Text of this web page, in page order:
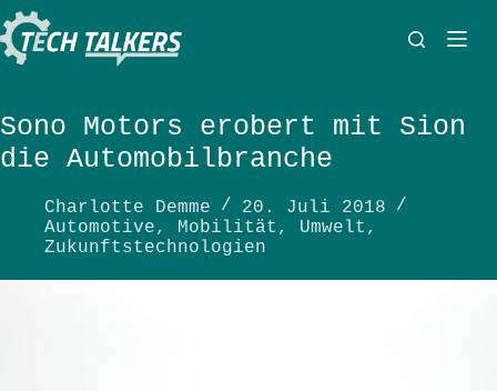
Zum
Inhalt
springen
Sono Motors erobert mit Sion
die Automobilbranche
Charlotte Demme
20. Juli 2018
Automotive, Mobilität , Umwelt ,
Zukunftstechnologien